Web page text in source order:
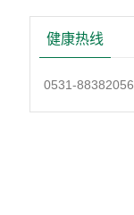
健康热线
0531-88382056